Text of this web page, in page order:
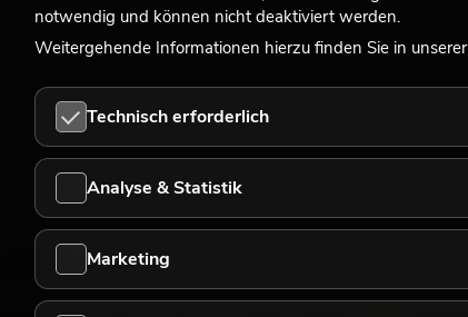
Präzision, Konsistenz und langfristige Zuverlässigkeit
Messgeräte in unserem Online Shop und
Projekt haben, unterstützt Sie unser Team gerne mit
notwendig und können nicht deaktiviert werden.
Weitergehende Informationen hierzu finden Sie in unserer
Technisch erforderlich
Analyse & Statistik
Marketing